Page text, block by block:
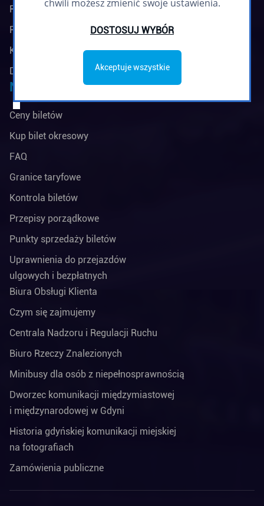
Regulamin biuletynu
Polityka prywatności
Klauzule informacyjne
Deklaracja dostępności
Na skróty
Ceny biletów
Kup bilet okresowy
FAQ
Granice taryfowe
Kontrola biletów
Przepisy porządkowe
Punkty sprzedaży biletów
Uprawnienia do przejazdów
ulgowych i bezpłatnych
Biura Obsługi Klienta
Czym się zajmujemy
Centrala Nadzoru i Regulacji Ruchu
Biuro Rzeczy Znalezionych
Minibusy dla osób z niepełnosprawnością
Dworzec komunikacji międzymiastowej
i międzynarodowej w Gdyni
Historia gdyńskiej komunikacji miejskiej
na fotografiach
Zamówienia publiczne
chwili możesz zmienić swoje ustawienia.
DOSTOSUJ WYBÓR
Akceptuje wszystkie